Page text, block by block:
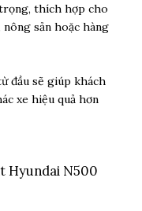
thích hợp cho
sản hoặc hàng
đầu sẽ giúp khách
xe hiệu quả hơn
Hyundai N500